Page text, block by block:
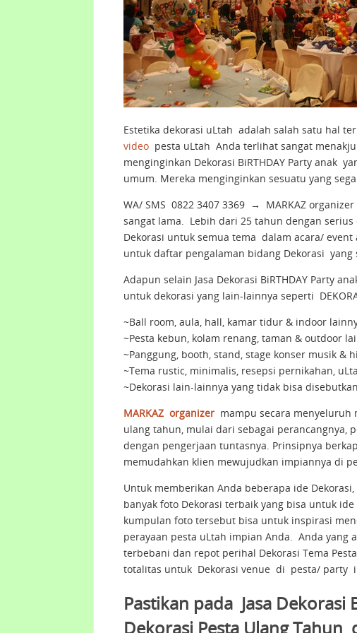
Estetika dekorasi uLtah adalah salah satu hal
video pesta uLtah Anda terlihat sangat
menginginkan Dekorasi BiRTHDAY Party anak
umum. Mereka menginginkan sesuatu yang
WA/ SMS 0822 3407 3369 → MARKAZ
sangat lama. Lebih dari 25 tahun dengan
Dekorasi untuk semua tema dalam acara/
untuk daftar pengalaman bidang Dekorasi yang
Adapun selain Jasa Dekorasi BiRTHDAY Party
untuk dekorasi yang lain-lainnya seperti
~Ball room, aula, hall, kamar tidur & indoor
~Pesta kebun, kolam renang, taman & outdoor
~Panggung, booth, stand, stage konser musik &
~Tema rustic, minimalis, resepsi pernikahan,
~Dekorasi lain-lainnya yang tidak bisa
MARKAZ organizer mampu secara menyeluruh
ulang tahun, mulai dari sebagai perancangnya,
dengan pengerjaan tuntasnya. Prinsipnya
memudahkan klien mewujudkan impiannya di
Untuk memberikan Anda beberapa ide
banyak foto Dekorasi terbaik yang bisa untuk
kumpulan foto tersebut bisa untuk inspirasi
perayaan pesta uLtah impian Anda. Anda
terbebani dan repot perihal Dekorasi Tema
totalitas untuk Dekorasi venue di pesta/ party
Pastikan pada Jasa
Dekorasi Pesta Ulang